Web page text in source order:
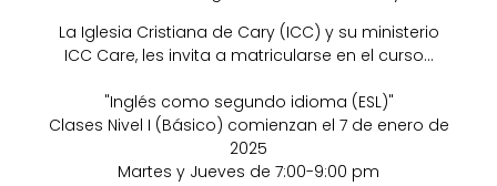
La Iglesia Cristiana de Cary (ICC) y su ministerio
ICC Care, les invita a matricularse en el curso...
"Inglés como segundo idioma (ESL)"
Clases Nivel I (Básico) comienzan el 7 de enero de
2025
Martes y Jueves de 7:00-9:00 pm